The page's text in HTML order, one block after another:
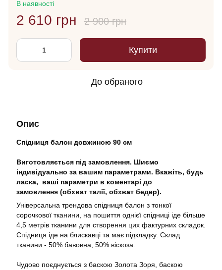
В наявності
2 610 грн 2 900 грн
Купити
До обраного
Опис
Спідниця балон довжиною 90 см
Виготовляється під замовлення. Шиємо
індивідуально за вашим параметрами. Вкажіть, будь
ласка, ваші параметри в коментарі до
замовлення (обхват талії, обхват бедер).
Універсальна трендова спідниця балон з тонкої
сорочкової тканини, на пошиття однієї спідниці іде більше
4,5 метрів тканини для створення цих фактурних складок.
Спідниця іде на блискавці та має підкладку. Склад
тканини - 50% бавовна, 50% віскоза.
Чудово поєднується з баскою Золота Зоря , баскою